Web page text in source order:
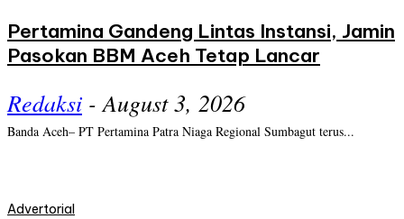
Pertamina Gandeng Lintas Instansi, Jamin
Pasokan BBM Aceh Tetap Lancar
Redaksi - August 3, 2026
Banda Aceh– PT Pertamina Patra Niaga Regional Sumbagut terus...
Advertorial